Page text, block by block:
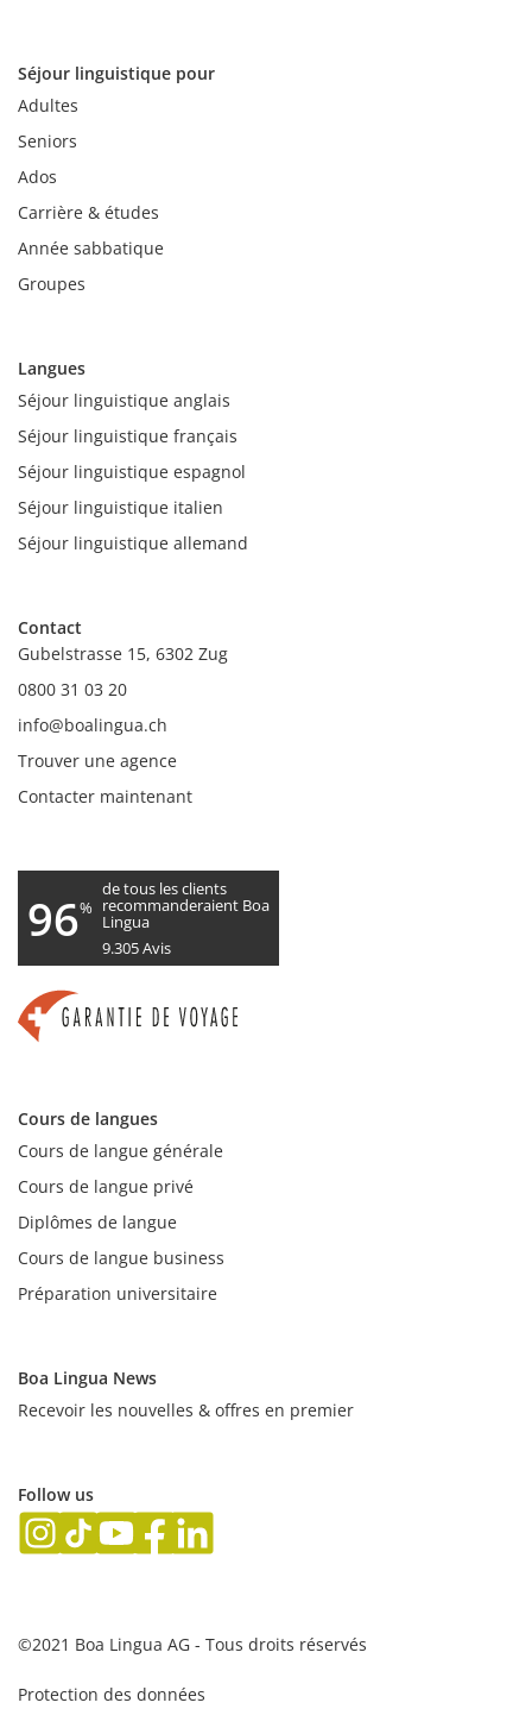
Séjour linguistique pour
Adultes
Seniors
Ados
Carrière & études
Année sabbatique
Groupes
Langues
Séjour linguistique anglais
Séjour linguistique français
Séjour linguistique espagnol
Séjour linguistique italien
Séjour linguistique allemand
Contact
Gubelstrasse 15, 6302 Zug
0800 31 03 20
info@boalingua.ch
Trouver une agence
Contacter maintenant
96%
de tous les clients
recommanderaient Boa
Lingua
9.305Avis
Cours de langues
Cours de langue générale
Cours de langue privé
Diplômes de langue
Cours de langue business
Préparation universitaire
Boa Lingua News
Recevoir les nouvelles & offres en premier
Follow us
©2021 Boa Lingua AG - Tous droits réservés
Protection des données